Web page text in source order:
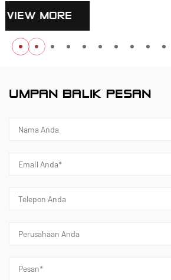
VIEW MORE
UMPAN BALIK PESAN